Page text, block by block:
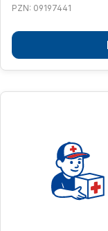
PZN: 09197441